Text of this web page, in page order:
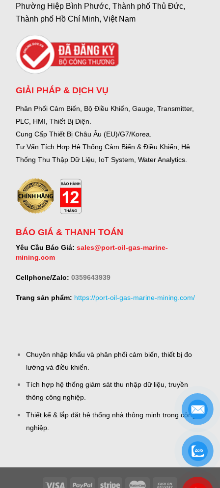
Phường Hiệp Bình Phước, Thành phố Thủ Đức,
Thành phố Hồ Chí Minh, Việt Nam
GIẢI PHÁP & DỊCH VỤ
Phân Phối Cảm Biến, Bộ Điều Khiển, Gauge, Transmitter,
PLC, HMI, Thiết Bị Điện.
Cung Cấp Thiết Bị Châu Âu (EU)/G7/Korea.
Tư Vấn Tích Hợp Hệ Thống Cảm Biến & Điều Khiển, Hệ
Thống Thu Thập Dữ Liệu, IoT System, Water Analytics.
BÁO GIÁ & THANH TOÁN
Yêu Cầu Báo Giá: sales@port-oil-gas-marine-
mining.com
Cellphone/Zalo: 0359643939
Trang sản phẩm: https://port-oil-gas-marine-mining.com/
Chuyên nhập khẩu và phân phối cảm biến, thiết bị đo
lường và điều khiển.
Tích hợp hệ thống giám sát thu nhập dữ liệu, truyền
thông công nghiệp.
Thiết kế & lắp đặt hệ thống nhà thông minh trong công
nghiệp.